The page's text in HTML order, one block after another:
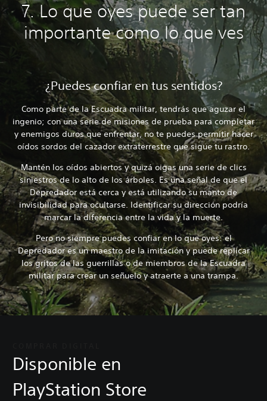
7. Lo que oyes puede ser tan
importante como lo que ves
¿Puedes confiar en tus sentidos?
Como parte de la Escuadra militar, tendrás que aguzar el
ingenio; con una serie de misiones de prueba para completar
y enemigos duros que enfrentar, no te puedes permitir hacer
oídos sordos del cazador extraterrestre que sigue tu rastro.
Mantén los oídos abiertos y quizá oigas una serie de clics
siniestros de lo alto de los árboles. Es una señal de que el
Depredador está cerca y está utilizando su manto de
invisibilidad para ocultarse. Identificar su dirección podría
marcar la diferencia entre la vida y la muerte.
Pero no siempre puedes confiar en lo que oyes: el
Depredador es un maestro de la imitación y puede replicar
los gritos de las guerrillas o de miembros de la Escuadra
militar para crear un señuelo y atraerte a una trampa.
Disponible en
PlayStation Store